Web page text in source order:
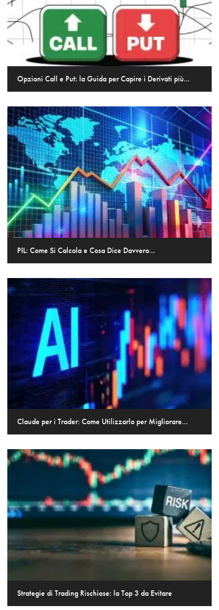
Opzioni Call e Put: la Guida per Capire i Derivati più...
PIL: Come Si Calcola e Cosa Dice Davvero...
Claude per i Trader: Come Utilizzarlo per Migliorare...
Strategie di Trading Rischiose: la Top 3 da Evitare